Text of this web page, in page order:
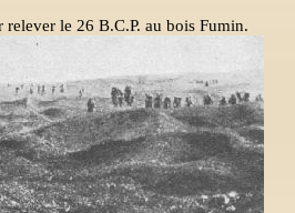
le 26 B.C.P. au bois Fumin.